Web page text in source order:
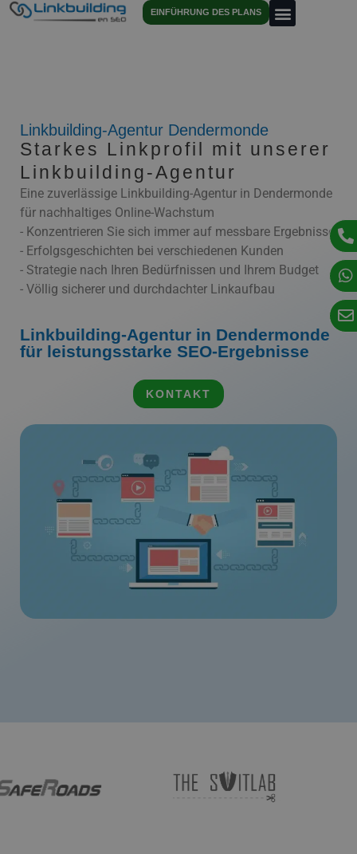
EINFÜHRUNG DES PLANS
Linkbuilding-Agentur Dendermonde
Starkes Linkprofil mit unserer
Linkbuilding-Agentur
Eine zuverlässige Linkbuilding-Agentur in Dendermonde
für nachhaltiges Online-Wachstum
- Konzentrieren Sie sich immer auf messbare Ergebnisse
- Erfolgsgeschichten bei verschiedenen Kunden
- Strategie nach Ihren Bedürfnissen und Ihrem Budget
- Völlig sicherer und durchdachter Linkaufbau
Linkbuilding-Agentur in Dendermonde
für leistungsstarke SEO-Ergebnisse
KONTAKT